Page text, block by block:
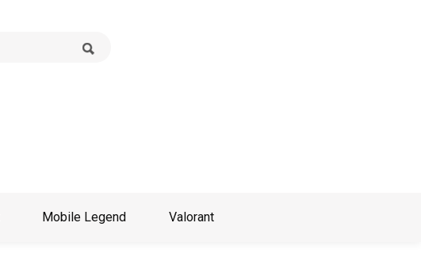
Mobile Legend Valorant